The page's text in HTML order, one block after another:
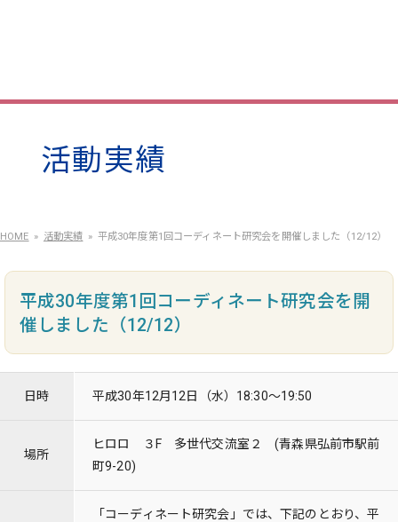
活動実績
HOME 活動実績 平成30年度第1回コーディネート研究会を開催しました（12/12）
平成30年度第1回コーディネート研究会を開
催しました（12/12）
日時 平成30年12月12日（水）18:30～19:50
場所
ヒロロ ３F 多世代交流室２ (青森県弘前市駅前
町9-20)
「コーディネート研究会」では、下記のとおり、平